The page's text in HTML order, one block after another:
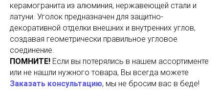
керамогранита из алюминия, нержавеющей стали и
латуни. Уголок предназначен для защитно-
декоративной отделки внешних и внутренних углов,
создавая геометрически правильное угловое
соединение.
ПОМНИТЕ! Если вы потерялись в нашем ассортименте
или не нашли нужного товара, Вы всегда можете
Заказать консультацию, мы не бросим вас в беде!